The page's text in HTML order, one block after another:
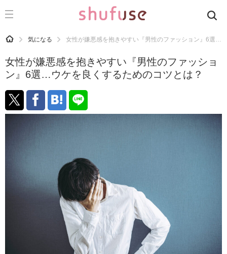
CATEGORY 記事カテゴリ
運気
洗濯
生活の知恵
HOME 気になる 女性が嫌悪感を抱きやすい『男性のファッション』6選…
女性が嫌悪感を抱きやすい『男性のファッショ
ン』6選…ウケを良くするためのコツとは？